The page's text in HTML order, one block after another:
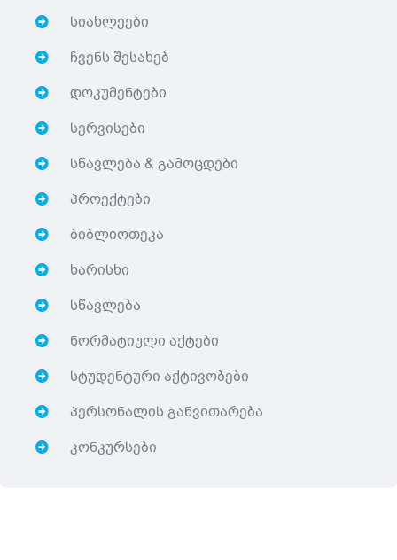
სიახლეები
ჩვენს შესახებ
დოკუმენტები
სერვისები
სწავლება & გამოცდები
პროექტები
ბიბლიოთეკა
ხარისხი
სწავლება
ნორმატიული აქტები
სტუდენტური აქტივობები
პერსონალის განვითარება
კონკურსები